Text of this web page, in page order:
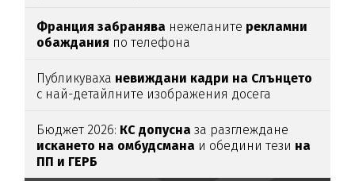
Франция забранява нежеланите рекламни
обаждания по телефона
Публикуваха невиждани кадри на Слънцето
с най-детайлните изображения досега
Бюджет 2026: КС допусна за разглеждане
искането на омбудсмана и обедини тези на
ПП и ГЕРБ